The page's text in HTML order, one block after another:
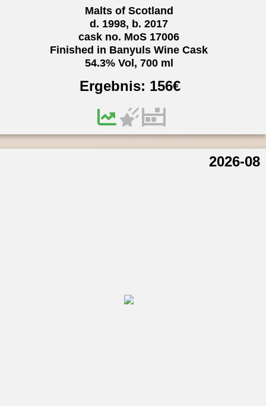
Malts of Scotland
d. 1998, b. 2017
cask no. MoS 17006
Finished in Banyuls Wine Cask
54.3% Vol, 700 ml
Ergebnis: 156€
2026-08